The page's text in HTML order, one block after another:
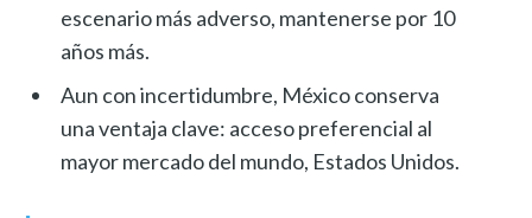
escenario más adverso, mantenerse por 10
años más.
Aun con incertidumbre, México conserva
una ventaja clave: acceso preferencial al
mayor mercado del mundo, Estados Unidos.